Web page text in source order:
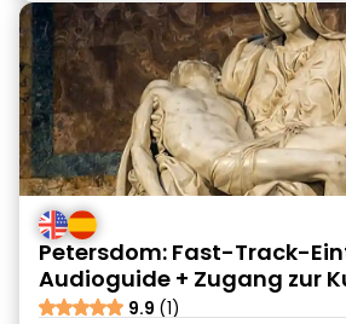
Petersdom: Fast-Track-
Audioguide + Zugang zur
9.9 (1)